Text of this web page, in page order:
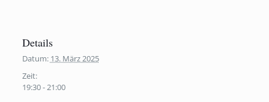
Details
Datum: 13. März 2025
Zeit:
19:30 - 21:00